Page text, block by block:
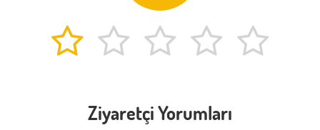
Ziyaretçi Yorumları